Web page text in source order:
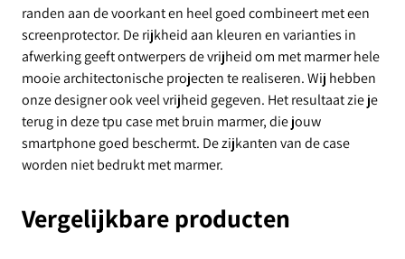
randen aan de voorkant en heel goed combineert met een
screenprotector. De rijkheid aan kleuren en varianties in
afwerking geeft ontwerpers de vrijheid om met marmer hele
mooie architectonische projecten te realiseren. Wij hebben
onze designer ook veel vrijheid gegeven. Het resultaat zie je
terug in deze tpu case met bruin marmer, die jouw
smartphone goed beschermt. De zijkanten van de case
worden niet bedrukt met marmer.
Vergelijkbare producten